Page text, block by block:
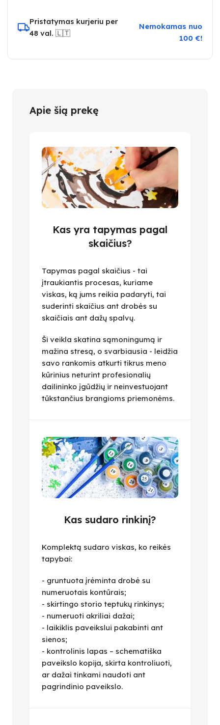
Pristatymas kurjeriu per
48 val. 🇱🇹
Nemokamas nuo
100 €!
Apie šią prekę
Kas yra tapymas pagal
skaičius?
Tapymas pagal skaičius - tai
įtraukiantis procesas, kuriame
viskas, ką jums reikia padaryti, tai
suderinti skaičius ant drobės su
skaičiais ant dažų spalvų.
Ši veikla skatina sąmoningumą ir
mažina stresą, o svarbiausia - leidžia
savo rankomis atkurti tikrus meno
kūrinius neturint profesionalių
dailininko įgūdžių ir neinvestuojant
tūkstančius brangioms priemonėms.
Kas sudaro rinkinį?
Komplektą sudaro viskas, ko reikės
tapybai:
- gruntuota įrėminta drobė su
numeruotais kontūrais;
- skirtingo storio teptukų rinkinys;
- numeruoti akriliai dažai;
- laikiklis paveikslui pakabinti ant
sienos;
- kontrolinis lapas – schematiška
paveikslo kopija, skirta kontroliuoti,
ar dažai tinkami naudoti ant
pagrindinio paveikslo.